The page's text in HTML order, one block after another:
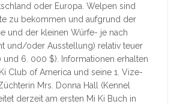
oder Europa. Welpen sind
zu bekommen und aufgrund der
und der kleinen Würfe- je nach
und/oder Ausstellung) relativ teuer
und 6. 000 $). Informationen erhalten
Club of America und seine 1. Vize-
Mrs. Donna Hall (Kennel
derzeit am ersten Mi Ki Buch in